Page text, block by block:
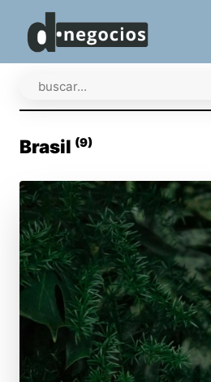
Brasil (9)